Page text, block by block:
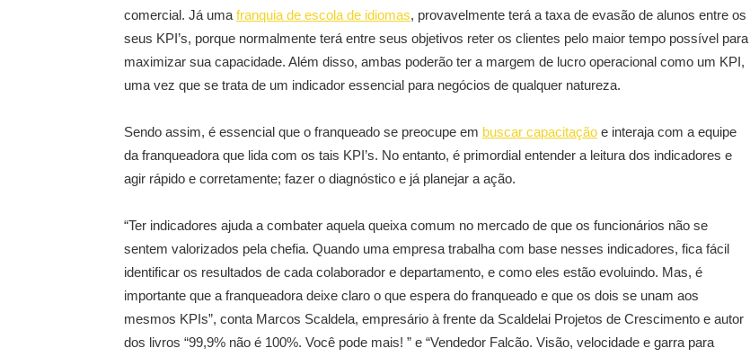
comercial. Já uma franquia de escola de idiomas, provavelmente terá a taxa de evasão de alunos entre os
seus KPI’s, porque normalmente terá entre seus objetivos reter os clientes pelo maior tempo possível para
maximizar sua capacidade. Além disso, ambas poderão ter a margem de lucro operacional como um KPI,
uma vez que se trata de um indicador essencial para negócios de qualquer natureza.
Sendo assim, é essencial que o franqueado se preocupe em buscar capacitação e interaja com a equipe
da franqueadora que lida com os tais KPI’s. No entanto, é primordial entender a leitura dos indicadores e
agir rápido e corretamente; fazer o diagnóstico e já planejar a ação.
“Ter indicadores ajuda a combater aquela queixa comum no mercado de que os funcionários não se
sentem valorizados pela chefia. Quando uma empresa trabalha com base nesses indicadores, fica fácil
identificar os resultados de cada colaborador e departamento, e como eles estão evoluindo. Mas, é
importante que a franqueadora deixe claro o que espera do franqueado e que os dois se unam aos
mesmos KPIs”, conta Marcos Scaldela, empresário à frente da Scaldelai Projetos de Crescimento e autor
dos livros “99,9% não é 100%. Você pode mais! ” e “Vendedor Falcão. Visão, velocidade e garra para